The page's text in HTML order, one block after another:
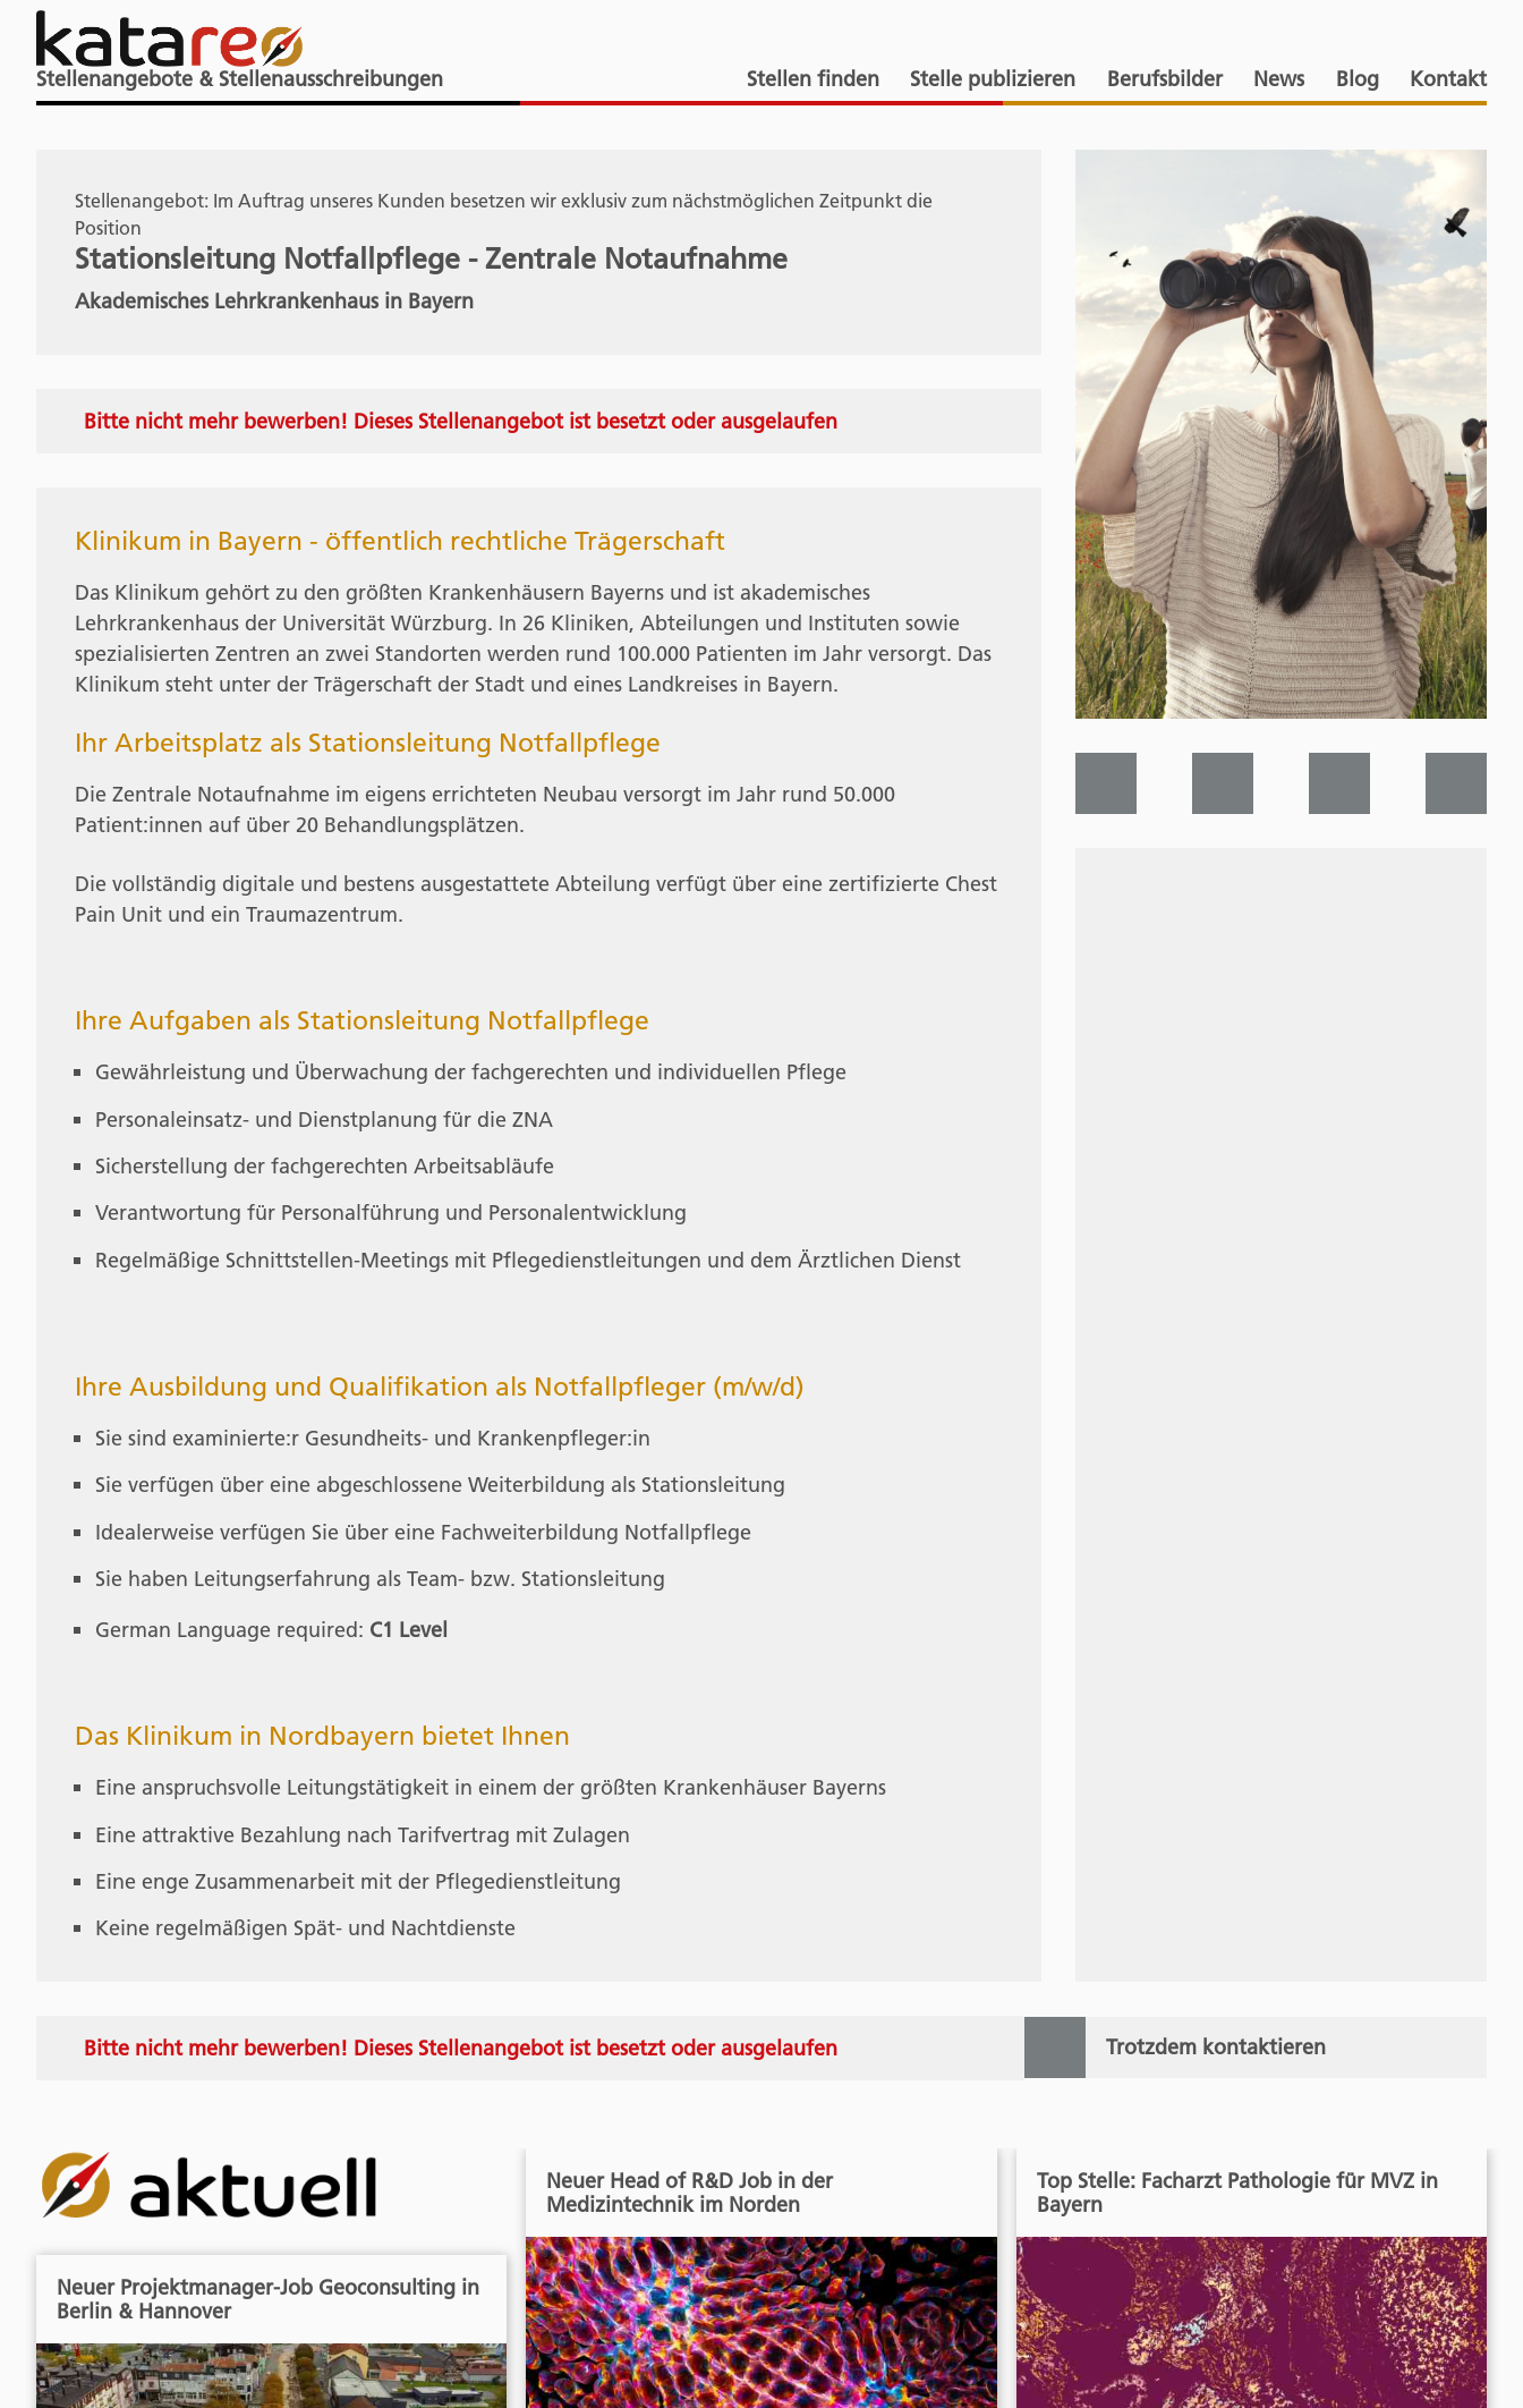
Stellenangebote & Stellenausschreibungen Stellen finden Stelle publizieren Berufsbilder News Blog Kontakt
Stellenangebot: Im Auftrag unseres Kunden besetzen wir exklusiv zum nächstmöglichen Zeitpunkt die
Position
Stationsleitung Notfallpflege - Zentrale Notaufnahme
Akademisches Lehrkrankenhaus in Bayern
Bitte nicht mehr bewerben! Dieses Stellenangebot ist besetzt oder ausgelaufen
Klinikum in Bayern - öffentlich rechtliche Trägerschaft
Das Klinikum gehört zu den größten Krankenhäusern Bayerns und ist akademisches
Lehrkrankenhaus der Universität Würzburg. In 26 Kliniken, Abteilungen und Instituten sowie
spezialisierten Zentren an zwei Standorten werden rund 100.000 Patienten im Jahr versorgt. Das
Klinikum steht unter der Trägerschaft der Stadt und eines Landkreises in Bayern.
Ihr Arbeitsplatz als Stationsleitung Notfallpflege
Die Zentrale Notaufnahme im eigens errichteten Neubau versorgt im Jahr rund 50.000
Patient:innen auf über 20 Behandlungsplätzen.
Die vollständig digitale und bestens ausgestattete Abteilung verfügt über eine zertifizierte Chest
Pain Unit und ein Traumazentrum.
Ihre Aufgaben als Stationsleitung Notfallpflege
Gewährleistung und Überwachung der fachgerechten und individuellen Pflege
Personaleinsatz- und Dienstplanung für die ZNA
Sicherstellung der fachgerechten Arbeitsabläufe
Verantwortung für Personalführung und Personalentwicklung
Regelmäßige Schnittstellen-Meetings mit Pflegedienstleitungen und dem Ärztlichen Dienst
Ihre Ausbildung und Qualifikation als Notfallpfleger (m/w/d)
Sie sind examinierte:r Gesundheits- und Krankenpfleger:in
Sie verfügen über eine abgeschlossene Weiterbildung als Stationsleitung
Idealerweise verfügen Sie über eine Fachweiterbildung Notfallpflege
Sie haben Leitungserfahrung als Team- bzw. Stationsleitung
German Language required: C1 Level
Das Klinikum in Nordbayern bietet Ihnen
Eine anspruchsvolle Leitungstätigkeit in einem der größten Krankenhäuser Bayerns
Eine attraktive Bezahlung nach Tarifvertrag mit Zulagen
Eine enge Zusammenarbeit mit der Pflegedienstleitung
Keine regelmäßigen Spät- und Nachtdienste
Bitte nicht mehr bewerben! Dieses Stellenangebot ist besetzt oder ausgelaufen Trotzdem kontaktieren
Neuer Projektmanager-Job Geoconsulting in
Berlin & Hannover
Neuer Head of R&D Job in der
Medizintechnik im Norden
Top Stelle: Facharzt Pathologie für MVZ in
Bayern